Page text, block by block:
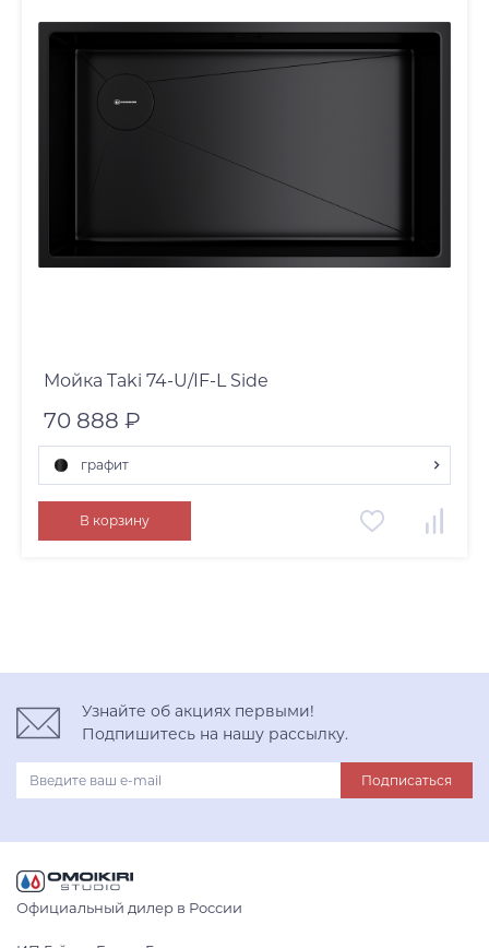
Мойка Taki 74-U/IF-L Side
70 888 ₽
графит
графит
нержавеющая сталь
В корзину
Узнайте об акциях первыми!
Подпишитесь на нашу рассылку.
Подписаться
Официальный дилер в России